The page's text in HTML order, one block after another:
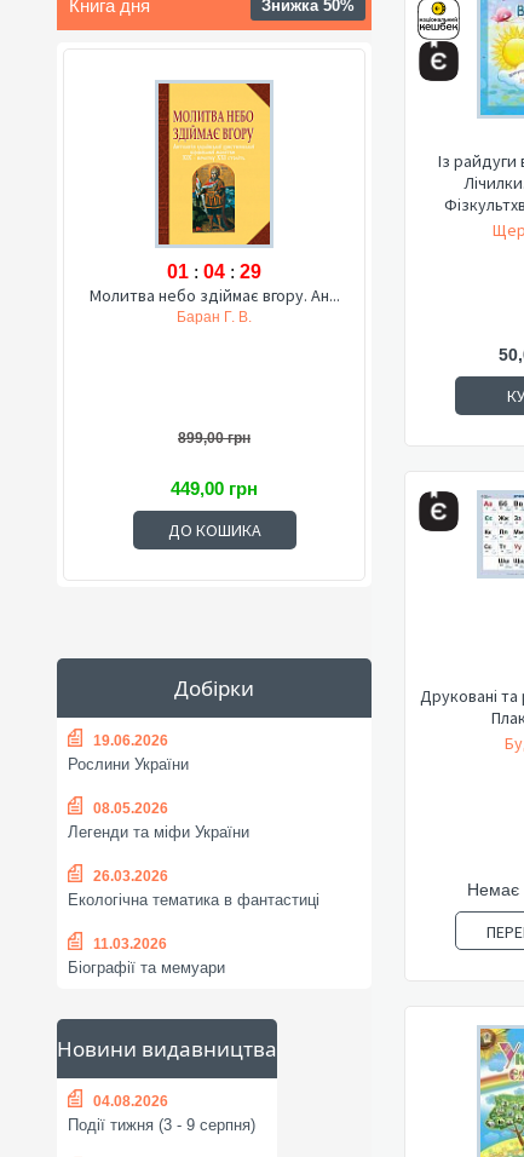
Книга дня Знижка 50%
01 : 04 : 28
Молитва небо здіймає вгору. Ан...
Баран Г. В.
899,00 грн
449,00 грн
ДО КОШИКА
Добірки
19.06.2026
Рослини України
08.05.2026
Легенди та міфи України
26.03.2026
Екологічна тематика в фантастиці
11.03.2026
Біографії та мемуари
Новини видавництва
04.08.2026
Події тижня (3 - 9 серпня)
Із райдуги
Друковані та
Немає